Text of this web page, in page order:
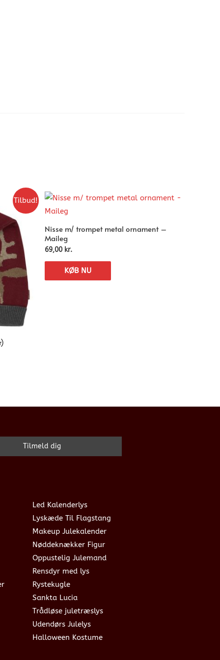
Tilbud!
Nisse m/ trompet metal ornament –
Maileg
69,00 kr.
KØB NU
Led Kalenderlys
Lyskæde Til Flagstang
Makeup Julekalender
Nøddeknækker Figur
Oppustelig Julemand
Rensdyr med lys
Rystekugle
Sankta Lucia
Trådløse juletræslys
Udendørs Julelys
Halloween Kostume